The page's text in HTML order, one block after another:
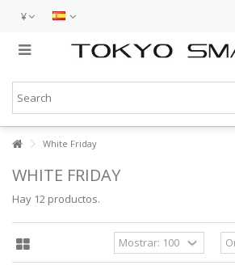
¥
White Friday
WHITE FRIDAY
Hay 12 productos.